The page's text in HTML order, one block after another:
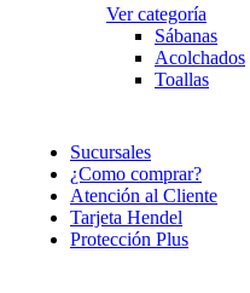
Ver categoría
Sábanas
Acolchados
Toallas
Sucursales
¿Como comprar?
Atención al Cliente
Tarjeta Hendel
Protección Plus